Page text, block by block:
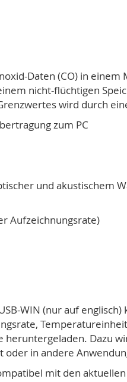
Daten (CO) in
nicht-flüchtigen
wird durch
zum PC
und akustischem
Aufzeichnungsrate)
WIN (nur auf
Dazu
in andere
mit den